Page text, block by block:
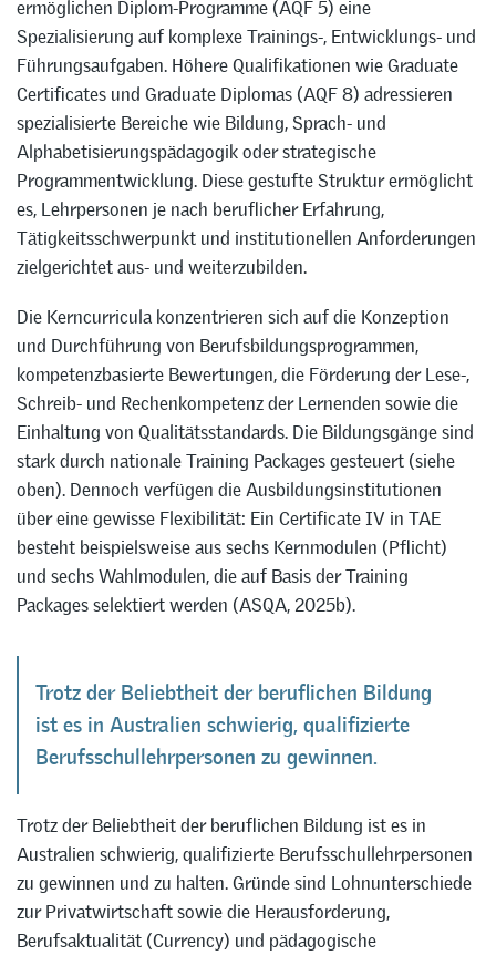
ermöglichen Diplom-Programme (AQF 5) eine
Spezialisierung auf komplexe Trainings-, Entwicklungs- und
Führungsaufgaben. Höhere Qualifikationen wie Graduate
Certificates und Graduate Diplomas (AQF 8) adressieren
spezialisierte Bereiche wie Bildung, Sprach- und
Alphabetisierungspädagogik oder strategische
Programmentwicklung. Diese gestufte Struktur ermöglicht
es, Lehrpersonen je nach beruflicher Erfahrung,
Tätigkeitsschwerpunkt und institutionellen Anforderungen
zielgerichtet aus- und weiterzubilden.
Die Kerncurricula konzentrieren sich auf die Konzeption
und Durchführung von Berufsbildungsprogrammen,
kompetenzbasierte Bewertungen, die Förderung der Lese-,
Schreib- und Rechenkompetenz der Lernenden sowie die
Einhaltung von Qualitätsstandards. Die Bildungsgänge sind
stark durch nationale Training Packages gesteuert (siehe
oben). Dennoch verfügen die Ausbildungsinstitutionen
über eine gewisse Flexibilität: Ein Certificate IV in TAE
besteht beispielsweise aus sechs Kernmodulen (Pflicht)
und sechs Wahlmodulen, die auf Basis der Training
Packages selektiert werden (ASQA, 2025b).
Trotz der Beliebtheit der beruflichen Bildung
ist es in Australien schwierig, qualifizierte
Berufsschullehrpersonen zu gewinnen.
Trotz der Beliebtheit der beruflichen Bildung ist es in
Australien schwierig, qualifizierte Berufsschullehrpersonen
zu gewinnen und zu halten. Gründe sind Lohnunterschiede
zur Privatwirtschaft sowie die Herausforderung,
Berufsaktualität (Currency) und pädagogische